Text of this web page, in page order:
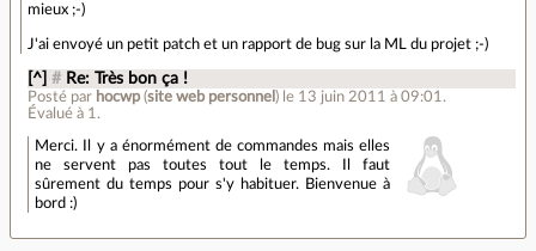
mieux ;-)
J'ai envoyé un petit patch et un rapport de bug sur la ML du projet ;-)
[^] # Re: Très bon ça !
Posté par hocwp(site web personnel ) le 13 juin 2011 à 09:01 .
Évalué à 1 .
Merci. Il y a énormément de commandes mais elles
ne servent pas toutes tout le temps. Il faut
sûrement du temps pour s'y habituer. Bienvenue à
bord :)